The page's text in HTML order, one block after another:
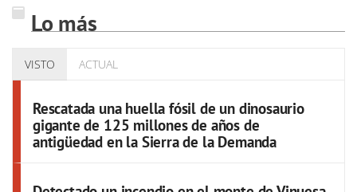
Lo más
VISTO ACTUAL
Rescatada una huella fósil de un dinosaurio
gigante de 125 millones de años de
antigüedad en la Sierra de la Demanda